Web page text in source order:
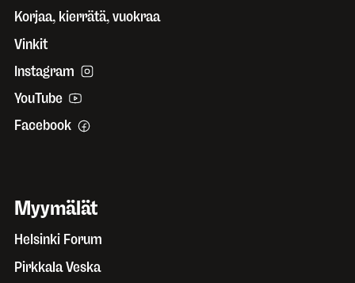
Korjaa, kierrätä, vuokraa
Vinkit
Instagram
YouTube
Facebook
Myymälät
Helsinki Forum
Pirkkala Veska